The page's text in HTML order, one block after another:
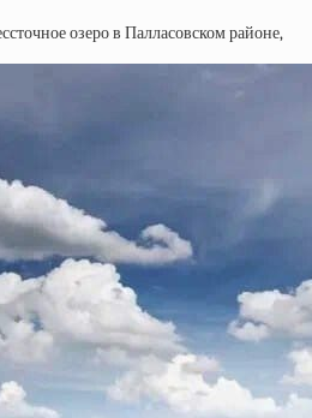
озеро в Палласовском районе,